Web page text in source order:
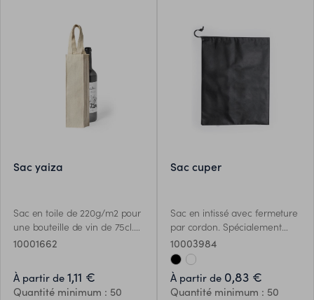
sac yaiza
Sac en toile de 220g/m2 pour
une bouteille de vin de 75cl.
De couleur naturelle, avec
des poignées renforcées.
10001662
À partir de 1,11 €
Quantité minimum : 50
sac cuper
Sac en intissé avec fermeture
par cordon. Spécialement
conçu pour ranger et
protéger les sacs à dos.
10003984
À partir de 0,83 €
Quantité minimum : 50